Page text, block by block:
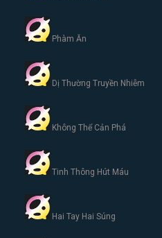
Phàm Ăn
Dị Thường Truyền Nhiễm
Không Thể Cản Phá
Tinh Thông Hút Máu
Hai Tay Hai Súng